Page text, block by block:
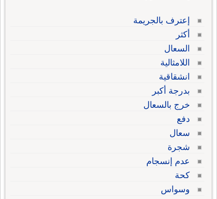
إعترف بالجريمة
أكثر
السعال
اللامثالية
انشقاقية
بدرجة أكبر
خرج بالسعال
دفع
سعال
شجرة
عدم إنسجام
كحة
وسواس